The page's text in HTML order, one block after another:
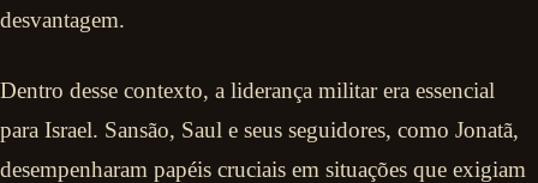
desvantagem.
Dentro desse contexto, a liderança militar era essencial
para Israel. Sansão, Saul e seus seguidores, como Jonatã,
desempenharam papéis cruciais em situações que exigiam